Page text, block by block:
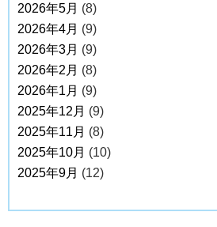
2026年5月 (8)
2026年4月 (9)
2026年3月 (9)
2026年2月 (8)
2026年1月 (9)
2025年12月 (9)
2025年11月 (8)
2025年10月 (10)
2025年9月 (12)